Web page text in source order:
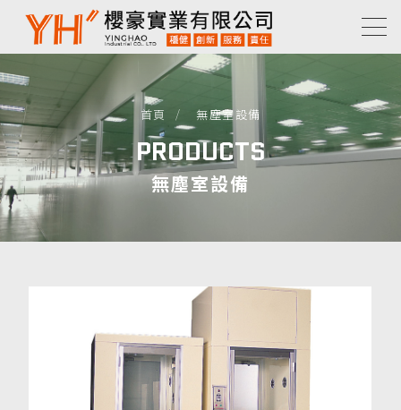
首頁 無塵室設備
無塵室設備
PRODUCTS